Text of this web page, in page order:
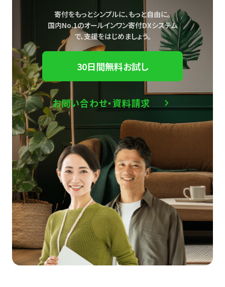
寄付をもっとシンプルに、もっと自由に。
国内No.1のオールインワン寄付DXシステム
で、支援をはじめましょう。
30日間無料お試し
お問い合わせ・資料請求